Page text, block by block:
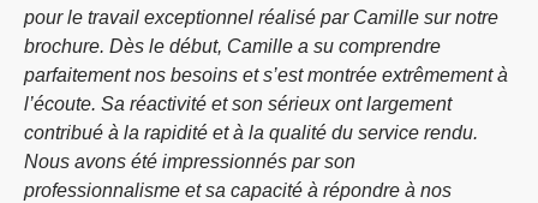
pour le travail exceptionnel réalisé par Camille sur notre
brochure. Dès le début, Camille a su comprendre
parfaitement nos besoins et s’est montrée extrêmement à
l’écoute. Sa réactivité et son sérieux ont largement
contribué à la rapidité et à la qualité du service rendu.
Nous avons été impressionnés par son
professionnalisme et sa capacité à répondre à nos